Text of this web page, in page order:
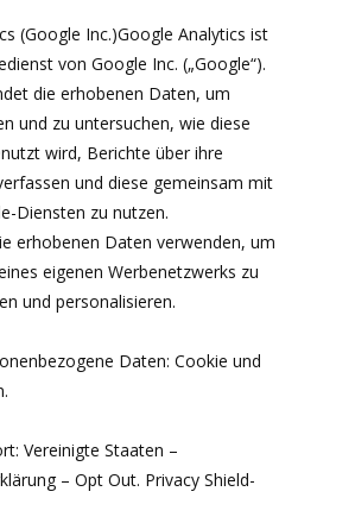
(Google Inc.)Google Analytics ist
von Google Inc. („Google“).
die erhobenen Daten, um
und zu untersuchen, wie diese
wird, Berichte über ihre
und diese gemeinsam mit
Diensten zu nutzen.
erhobenen Daten verwenden, um
eigenen Werbenetzwerks zu
und personalisieren.
Daten: Cookie und
Vereinigte Staaten –
– Opt Out. Privacy Shield-